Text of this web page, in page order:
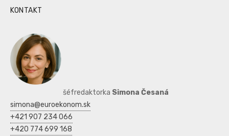
KONTAKT
šéfredaktorka Simona Česaná
simona@euroekonom.sk
+421 907 234 066
+420 774 699 168